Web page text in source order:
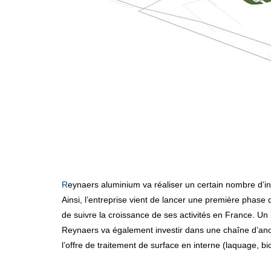
Reynaers aluminium va réaliser un certain nombre
Ainsi, l’entreprise vient de lancer une première
de suivre la croissance de ses activités en France.
Reynaers va également investir dans une chaîne
l’offre de traitement de surface en interne (laquage,